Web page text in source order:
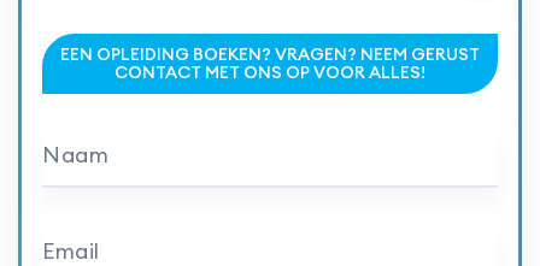
EEN OPLEIDING BOEKEN? VRAGEN? NEEM GERUST
CONTACT MET ONS OP VOOR ALLES!
Naam
Email